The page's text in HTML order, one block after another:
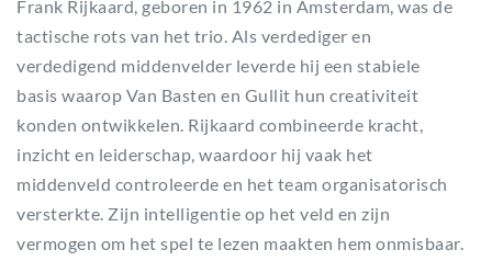
Frank Rijkaard, geboren in 1962 in Amsterdam, was de
tactische rots van het trio. Als verdediger en
verdedigend middenvelder leverde hij een stabiele
basis waarop Van Basten en Gullit hun creativiteit
konden ontwikkelen. Rijkaard combineerde kracht,
inzicht en leiderschap, waardoor hij vaak het
middenveld controleerde en het team organisatorisch
versterkte. Zijn intelligentie op het veld en zijn
vermogen om het spel te lezen maakten hem onmisbaar.